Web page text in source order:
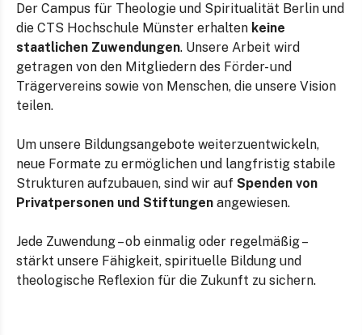
Der Campus für Theologie und Spiritualität Berlin und
die CTS Hochschule Münster erhalten keine
staatlichen Zuwendungen. Unsere Arbeit wird
getragen von den Mitgliedern des Förder- und
Trägervereins sowie von Menschen, die unsere Vision
teilen.
Um unsere Bildungsangebote weiterzuentwickeln,
neue Formate zu ermöglichen und langfristig stabile
Strukturen aufzubauen, sind wir auf Spenden von
Privatpersonen und Stiftungen angewiesen.
Jede Zuwendung – ob einmalig oder regelmäßig –
stärkt unsere Fähigkeit, spirituelle Bildung und
theologische Reflexion für die Zukunft zu sichern.